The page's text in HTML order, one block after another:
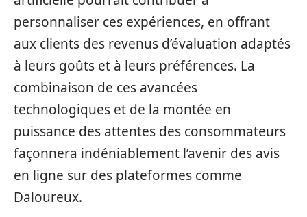
personnaliser ces expériences, en offrant
aux clients des revenus d’évaluation adaptés
à leurs goûts et à leurs préférences. La
combinaison de ces avancées
technologiques et de la montée en
puissance des attentes des consommateurs
façonnera indéniablement l’avenir des avis
en ligne sur des plateformes comme
Daloureux.